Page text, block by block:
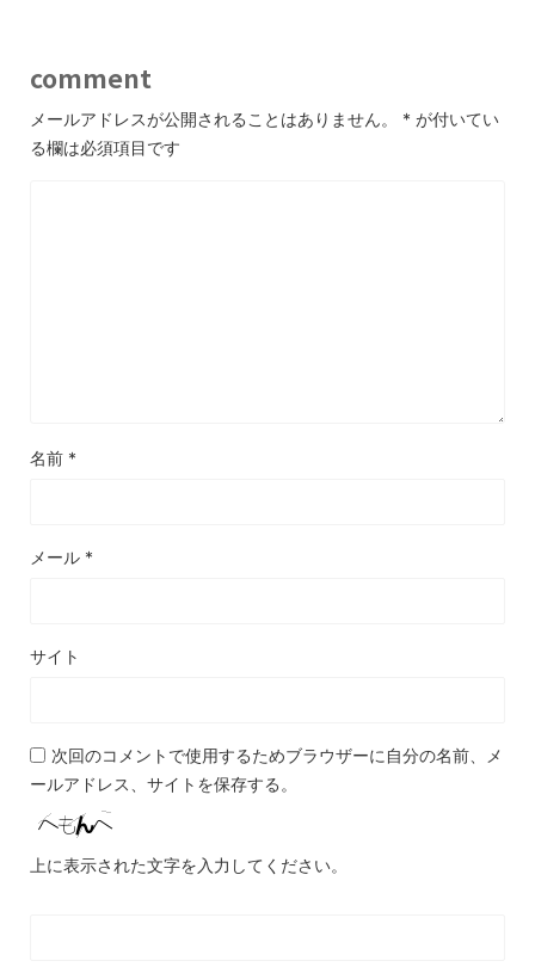
comment
メールアドレスが公開されることはありません。 * が付いてい
る欄は必須項目です
名前 *
メール *
サイト
次回のコメントで使用するためブラウザーに自分の名前、メ
ールアドレス、サイトを保存する。
上に表示された文字を入力してください。